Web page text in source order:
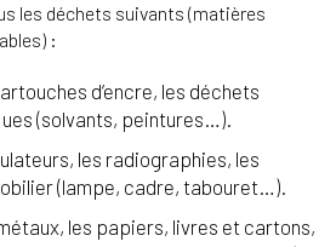
les déchets suivants (matières
:
d’encre, les déchets
(solvants, peintures…).
les radiographies, les
(lampe, cadre, tabouret…).
les papiers, livres et cartons,